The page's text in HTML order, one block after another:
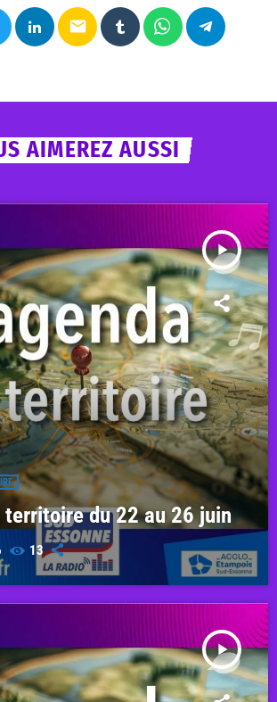
email
AIMEREZ AUSSI
play_arrow
territoire du 22 au 26 juin
13
play_arrow